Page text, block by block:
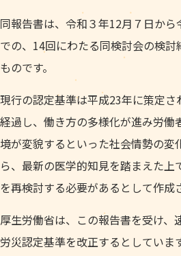
同報告書は、令和３年12月７日から
での、14回にわたる同検討会の検
ものです。
現行の認定基準は平成23年に策定さ
経過し、働き方の多様化が進み労働
境が変貌するといった社会情勢の変
ら、最新の医学的知見を踏まえた上
を再検討する必要があるとして作成
厚生労働省は、この報告書を受け、
労災認定基準を改正するとしています